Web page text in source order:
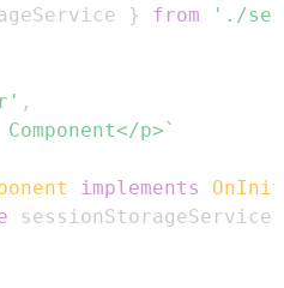
} from './
,
p> `
implements
OnInit
sessionStorageService